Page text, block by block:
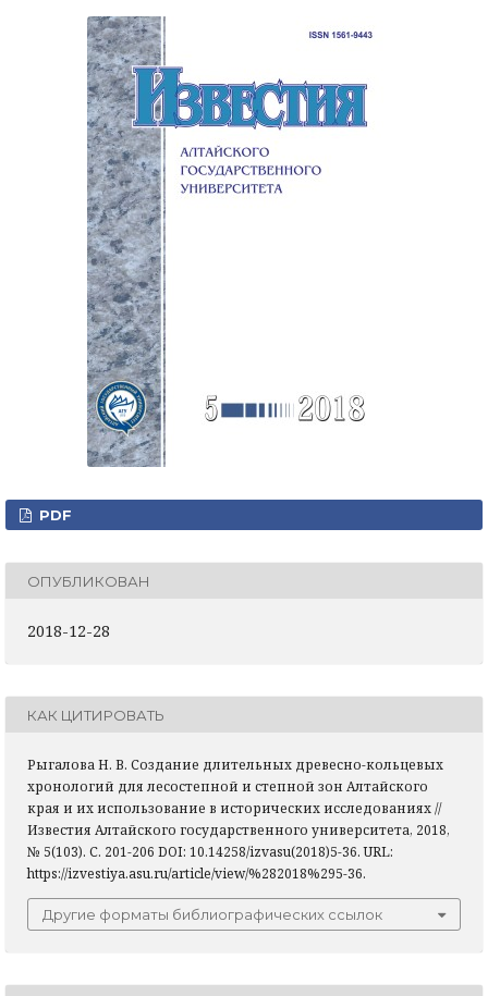
PDF
ОПУБЛИКОВАН
2018-12-28
КАК ЦИТИРОВАТЬ
Рыгалова Н. В. Создание длительных древесно-кольцевых
хронологий для лесостепной и степной зон Алтайского
края и их использование в исторических исследованиях //
Известия Алтайского государственного университета, 2018,
№ 5(103). С. 201-206 DOI: 10.14258/izvasu(2018)5-36. URL:
https://izvestiya.asu.ru/article/view/%282018%295-36.
Другие форматы библиографических ссылок